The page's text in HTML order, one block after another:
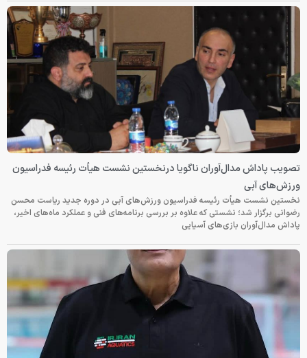
تصویب پاداش مدال‌آوران ناگویا درنخستین نشست هیأت رئیسه فدراسیون
ورزش‌های آبی
نخستین نشست هیأت رئیسه فدراسیون ورزش‌های آبی در دوره جدید ریاست محسن
رضوانی برگزار شد؛ نشستی که علاوه بر بررسی برنامه‌های فنی و عملکرد ماه‌های اخیر،
پاداش مدال‌آوران بازی‌های آسیایی